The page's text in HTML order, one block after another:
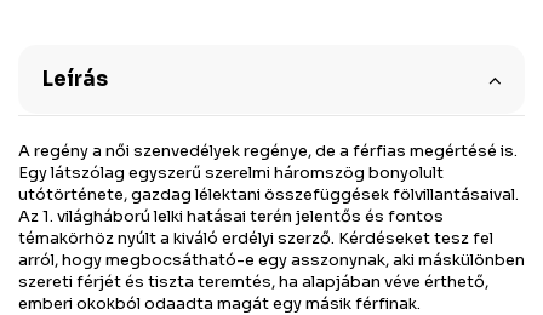
Leírás
A regény a női szenvedélyek regénye, de a férfias megértésé is.
Egy látszólag egyszerű szerelmi háromszög bonyolult
utótörténete, gazdag lélektani összefüggések fölvillantásaival.
Az 1. világháború lelki hatásai terén jelentős és fontos
témakörhöz nyúlt a kiváló erdélyi szerző. Kérdéseket tesz fel
arról, hogy megbocsátható-e egy asszonynak, aki máskülönben
szereti férjét és tiszta teremtés, ha alapjában véve érthető,
emberi okokból odaadta magát egy másik férfinak.